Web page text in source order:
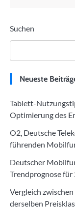
Suchen
Neueste
Tablett-
Optimierung des
O2, Deutsche
führenden
Deutscher
Trendprognose für
Vergleich
derselben